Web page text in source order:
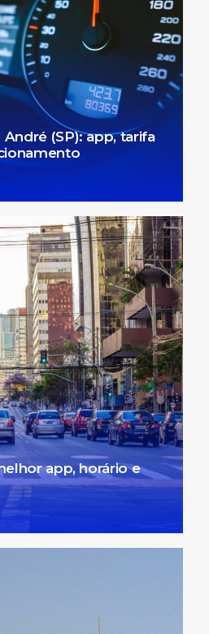
(SP): app, tarifa
app, horário e